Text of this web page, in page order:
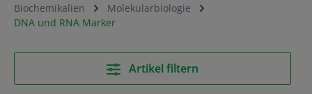
Biochemikalien
Molekularbiologie
DNA und RNA Marker
Artikel filtern